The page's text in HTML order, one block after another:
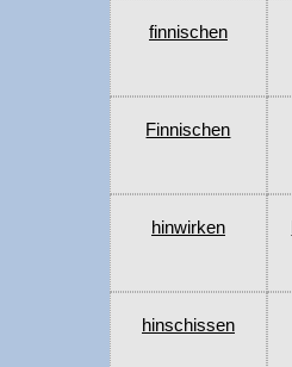
finnischen
Finnischen
hinwirken
hinschissen